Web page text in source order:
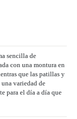
sencilla de
con una montura en
que las patillas y
una variedad de
para el día a día que